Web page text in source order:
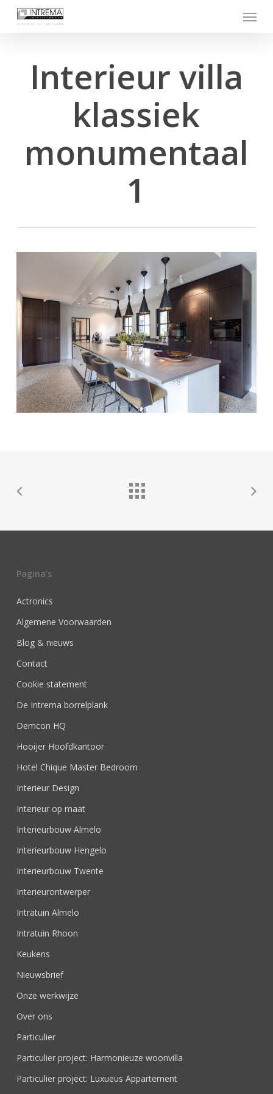
Menu
Interieur villa
klassiek
monumentaal
1
Pagina’s
Actronics
Algemene Voorwaarden
Blog & nieuws
Contact
Cookie statement
De Intrema borrelplank
Demcon HQ
Hooijer Hoofdkantoor
Hotel Chique Master Bedroom
Interieur Design
Interieur op maat
Interieurbouw Almelo
Interieurbouw Hengelo
Interieurbouw Twente
Interieurontwerper
Intratuin Almelo
Intratuin Rhoon
Keukens
Nieuwsbrief
Onze werkwijze
Over ons
Particulier
Particulier project: Harmonieuze woonvilla
Particulier project: Luxueus Appartement